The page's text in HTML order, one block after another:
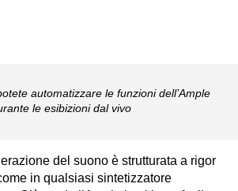
automatizzare le funzioni dell’Ample
le esibizioni dal vivo
del suono è strutturata a rigor
in qualsiasi sintetizzatore